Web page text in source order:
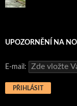
UPOZORNĚNÍ NA
E-mail: